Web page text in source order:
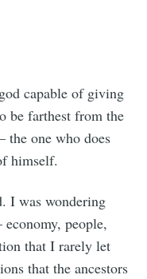
capable of giving
be farthest from the
one who does
himself.
I was wondering
people,
that I rarely let
that the ancestors